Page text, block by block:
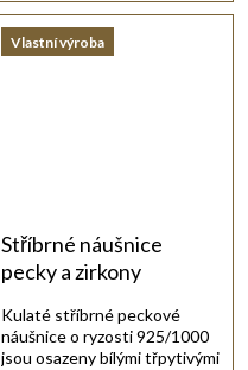
Vlastní výroba
Stříbrné náušnice
pecky a zirkony
Kulaté stříbrné peckové
náušnice o ryzosti 925/1000
jsou osazeny bílými třpytivými